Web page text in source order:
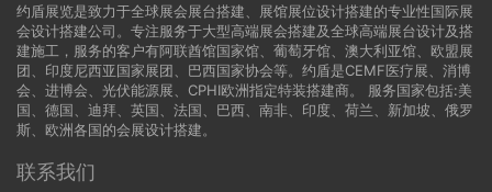
约盾展览是致力于全球展会展台搭建、展馆展位设计搭建的专业性国际展
会设计搭建公司。专注服务于大型高端展会搭建及全球高端展台设计及搭
建施工，服务的客户有阿联酋馆国家馆、葡萄牙馆、澳大利亚馆、欧盟展
团、印度尼西亚国家展团、巴西国家协会等。约盾是CEMF医疗展、消博
会、进博会、光伏能源展、CPHI欧洲指定特装搭建商。 服务国家包括:美
国
德国 、迪拜、英国、法国、巴西、南非、印度、荷兰、新加坡、俄罗
斯、欧洲各国的会展设计搭建。
联系我们